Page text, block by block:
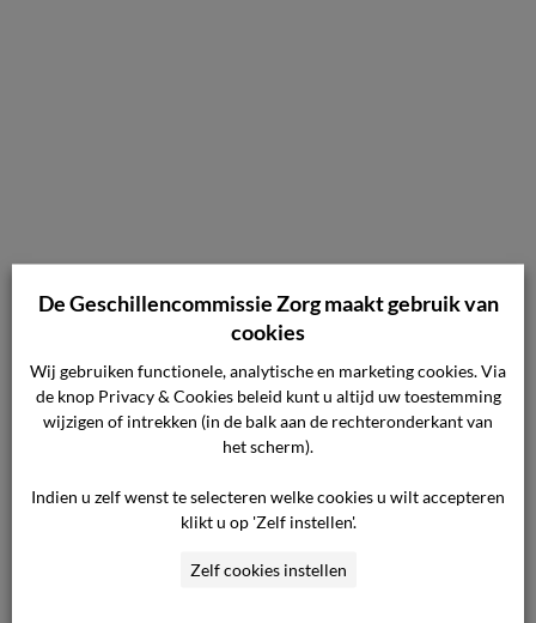
Nog heel even
geduld!
De Geschillencommissie Zorg maakt gebruik van
cookies
Wij gebruiken functionele, analytische en marketing cookies. Via
de knop Privacy & Cookies beleid kunt u altijd uw toestemming
wijzigen of intrekken (in de balk aan de rechteronderkant van
het scherm).
Indien u zelf wenst te selecteren welke cookies u wilt accepteren
klikt u op 'Zelf instellen'.
Zelf cookies instellen